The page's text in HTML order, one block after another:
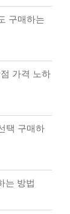
구매하는
가격 노하
택 구매하
는 방법